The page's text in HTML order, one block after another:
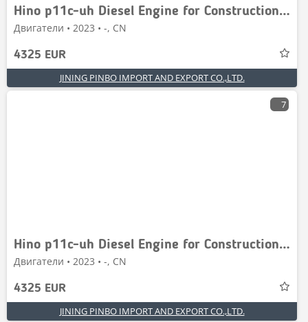
Hino p11c-uh Diesel Engine for Construction Machine
Двигатели • 2023 • -, CN
4325 EUR
JINING PINBO IMPORT AND EXPORT CO.,LTD.
7
Hino p11c-uh Diesel Engine for Construction Machine
Двигатели • 2023 • -, CN
4325 EUR
JINING PINBO IMPORT AND EXPORT CO.,LTD.